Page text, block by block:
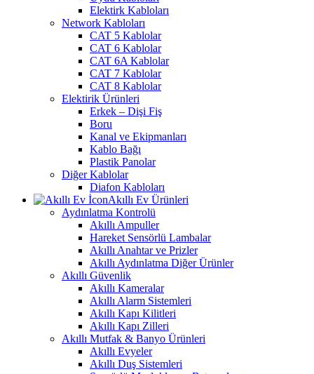
Elektirk Kabloları
Network Kabloları
CAT 5 Kablolar
CAT 6 Kablolar
CAT 6A Kablolar
CAT 7 Kablolar
CAT 8 Kablolar
Elektirik Ürünleri
Erkek – Dişi Fiş
Boru
Kanal ve Ekipmanları
Kablo Bağı
Plastik Panolar
Diğer Kablolar
Diafon Kabloları
Akıllı Ev Ürünleri
Aydınlatma Kontrolü
Akıllı Ampuller
Hareket Sensörlü Lambalar
Akıllı Anahtar ve Prizler
Akıllı Aydınlatma Diğer Ürünler
Akıllı Güvenlik
Akıllı Kameralar
Akıllı Alarm Sistemleri
Akıllı Kapı Kilitleri
Akıllı Kapı Zilleri
Akıllı Mutfak & Banyo Ürünleri
Akıllı Evyeler
Akıllı Duş Sistemleri